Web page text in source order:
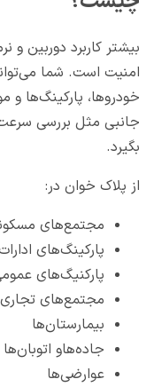
بیشتر کاربرد دوربین و
امنیت است. شما
خودروها، پارکینگ‌ها و
جانبی مثل بررسی
بگیرد.
از پلاک خوان در:
مجتمع‌های
پارکینگ‌های
پارکنیگ‌های
مجتمع‌های تجاری
بیمارستان‌ها
جاده‌هاو اتوبان‌ها
عوارضی‌ها